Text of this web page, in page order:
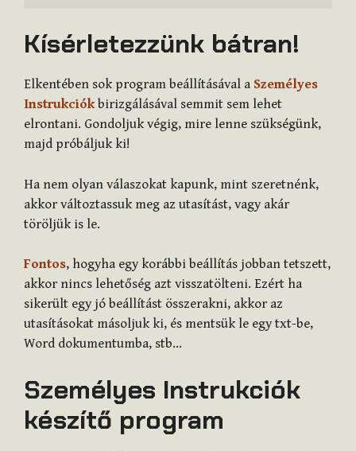
Kísérletezzünk bátran!
Elkentében sok program beállításával a Személyes
Instrukciókbirizgálásával semmit sem lehet
elrontani. Gondoljuk végig, mire lenne szükségünk,
majd próbáljuk ki!
Ha nem olyan válaszokat kapunk, mint szeretnénk,
akkor változtassuk meg az utasítást, vagy akár
töröljük is le.
Fontos, hogyha egy korábbi beállítás jobban tetszett,
akkor nincs lehetőség azt visszatölteni. Ezért ha
sikerült egy jó beállítást összerakni, akkor az
utasításokat másoljuk ki, és mentsük le egy txt-be,
Word dokumentumba, stb…
Személyes Instrukciók
készítő program